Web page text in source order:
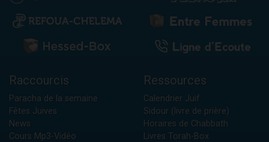
Raccourcis
Paracha de la semaine
Fêtes Juives
News
Cours Mp3-Vidéo
Ressources
Calendrier Juif
Sidour (livre de prière)
Horaires de Chabbath
Livres Torah-Box